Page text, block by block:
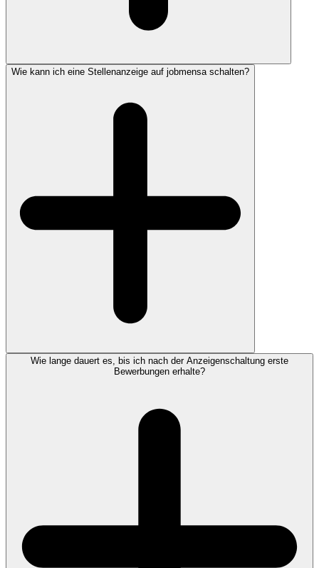
Wie kann ich eine Stellenanzeige auf jobmensa schalten?
Wie lange dauert es, bis ich nach der Anzeigenschaltung erste
Bewerbungen erhalte?